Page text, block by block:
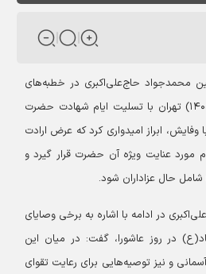
محمدجواد حاج‌علی‌اکبری در خطبه‌های
نماز جمعه امروز (۵ تیرماه ۱۴۰۵) تهران با تسلیت ایام شهادت حضرت
وفایش، ابراز امیدواری کرد که عرض ارادت
مورد عنایت ویژه آن حضرت قرار گیرد و
حال عزاداران شود.
در ادامه با اشاره به برخی وصایای
در روز عاشورا، گفت: در میان این
و نیز توصیه‌هایی برای رعایت تقوای